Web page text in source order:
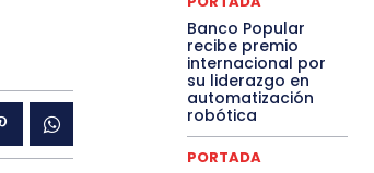
Banco Popular
recibe premio
internacional por
su liderazgo en
automatización
robótica
PORTADA